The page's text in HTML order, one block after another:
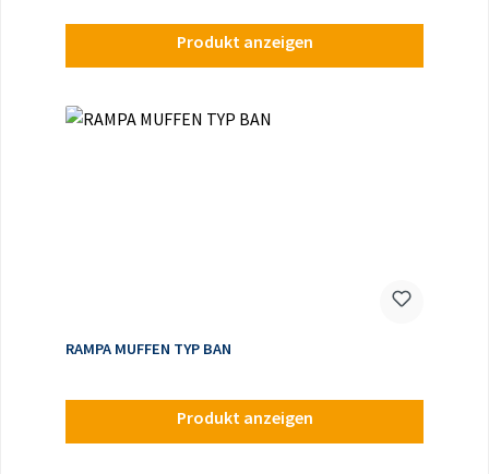
Produkt anzeigen
RAMPA MUFFEN TYP BAN
Produkt anzeigen